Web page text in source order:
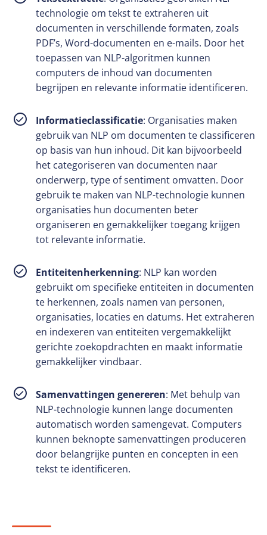
technologie om tekst te extraheren uit
documenten in verschillende formaten, zoals
PDF’s, Word-documenten en e-mails. Door het
toepassen van NLP-algoritmen kunnen
computers de inhoud van documenten
begrijpen en relevante informatie identificeren.
Informatieclassificatie: Organisaties maken
gebruik van NLP om documenten te classificeren
op basis van hun inhoud. Dit kan bijvoorbeeld
het categoriseren van documenten naar
onderwerp, type of sentiment omvatten. Door
gebruik te maken van NLP-technologie kunnen
organisaties hun documenten beter
organiseren en gemakkelijker toegang krijgen
tot relevante informatie.
Entiteitenherkenning: NLP kan worden
gebruikt om specifieke entiteiten in documenten
te herkennen, zoals namen van personen,
organisaties, locaties en datums. Het extraheren
en indexeren van entiteiten vergemakkelijkt
gerichte zoekopdrachten en maakt informatie
gemakkelijker vindbaar.
Samenvattingen genereren: Met behulp van
NLP-technologie kunnen lange documenten
automatisch worden samengevat. Computers
kunnen beknopte samenvattingen produceren
door belangrijke punten en concepten in een
tekst te identificeren.